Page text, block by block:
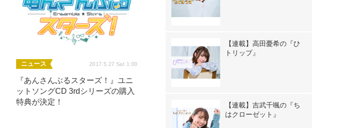
ニュース 2017.5.27 Sat 1:00
『あんさんぶるスターズ！』ユニ
ットソングCD 3rdシリーズの購入
特典が決定！
【連載】高田憂希の『ひ
トリップ』
【連載】吉武千颯の『ち
はクローゼット』